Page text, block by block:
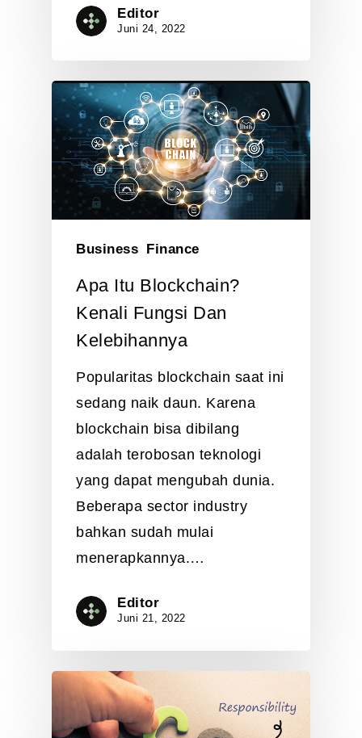
Editor
Juni 24, 2022
Business Finance
Apa Itu Blockchain?
Kenali Fungsi Dan
Kelebihannya
Popularitas blockchain saat ini
sedang naik daun. Karena
blockchain bisa dibilang
adalah terobosan teknologi
yang dapat mengubah dunia.
Beberapa sector industry
bahkan sudah mulai
menerapkannya.…
Editor
Juni 21, 2022